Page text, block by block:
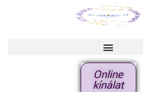
Online
kínálat